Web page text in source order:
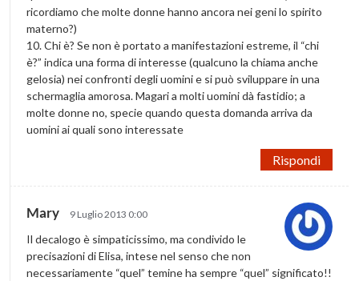
ricordiamo che molte donne hanno ancora nei geni lo spirito
materno?)
10. Chi è? Se non è portato a manifestazioni estreme, il “chi
è?” indica una forma di interesse (qualcuno la chiama anche
gelosia) nei confronti degli uomini e si può sviluppare in una
schermaglia amorosa. Magari a molti uomini dà fastidio; a
molte donne no, specie quando questa domanda arriva da
uomini ai quali sono interessate
Rispondi
Mary 9 Luglio 2013 0:00
Il decalogo è simpaticissimo, ma condivido le
precisazioni di Elisa, intese nel senso che non
necessariamente “quel” temine ha sempre “quel” significato!!